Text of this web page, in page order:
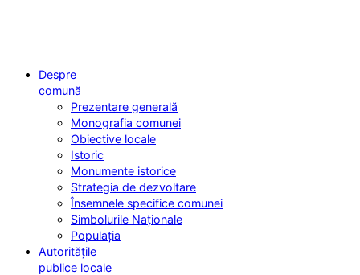
Despre
comună
Prezentare generală
Monografia comunei
Obiective locale
Istoric
Monumente istorice
Strategia de dezvoltare
Însemnele specifice comunei
Simbolurile Naționale
Populația
Autoritățile
publice locale